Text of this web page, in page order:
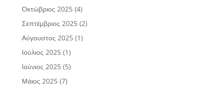
Οκτώβριος 2025(4)
Σεπτέμβριος 2025(2)
Αύγουστος 2025(1)
Ιούλιος 2025(1)
Ιούνιος 2025(5)
Μάιος 2025(7)